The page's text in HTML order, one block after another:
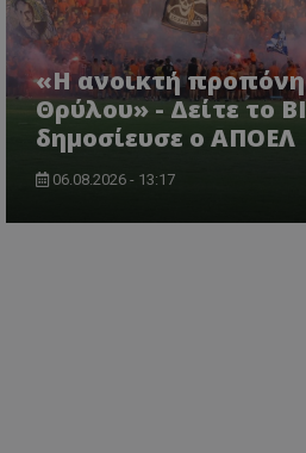
«Η ανοικτή
Θρύλου» - Δείτε το
δημοσίευσε ο ΑΠΟΕΛ
06.08.2026 - 13:17